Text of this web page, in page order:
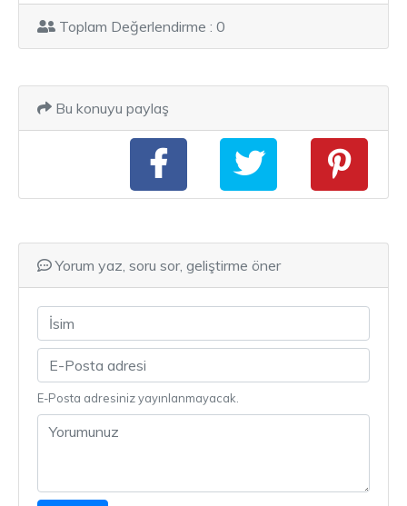
Toplam Değerlendirme : 0
Bu konuyu paylaş
Yorum yaz, soru sor, geliştirme öner
E-Posta adresiniz yayınlanmayacak.